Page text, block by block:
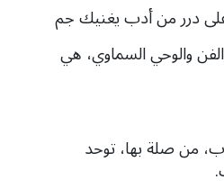
درر من أدب يغنيك جم
والوحي السماوي، هي
من صلة بها، توحد